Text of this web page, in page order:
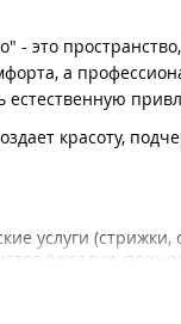
- это
а
естественную
красоту,
услуги
(укладки,
(маникюр,